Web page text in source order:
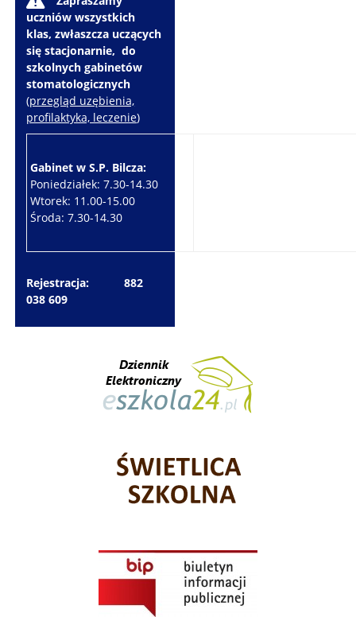
uczniów wszystkich
klas, zwłaszcza uczących
się stacjonarnie, do
szkolnych gabinetów
stomatologicznych
(przegląd uzębienia,
profilaktyka, leczenie)
Gabinet w S.P. Bilcza:
Poniedziałek: 7.30-14.30
Wtorek: 11.00-15.00
Środa: 7.30-14.30
Rejestracja: 882
038 609